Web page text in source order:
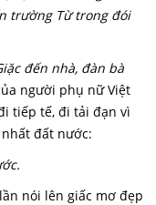
trường Từ trong đói
đến nhà, đàn bà
người phụ nữ Việt
tiếp tế, đi tải đạn vì
đất nước:
nói lên giấc mơ đẹp